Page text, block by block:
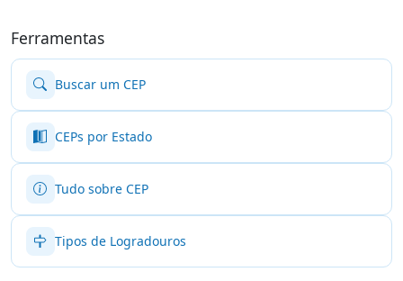
Ferramentas
Buscar um CEP
CEPs por Estado
Tudo sobre CEP
Tipos de Logradouros